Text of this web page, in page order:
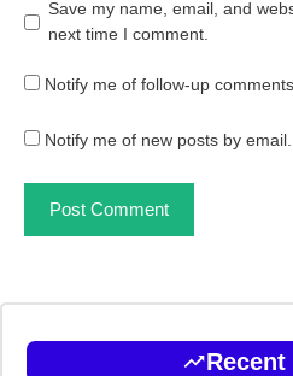
Save my name, email, and
next time I comment.
Notify me of follow-up
Notify me of new posts by email.